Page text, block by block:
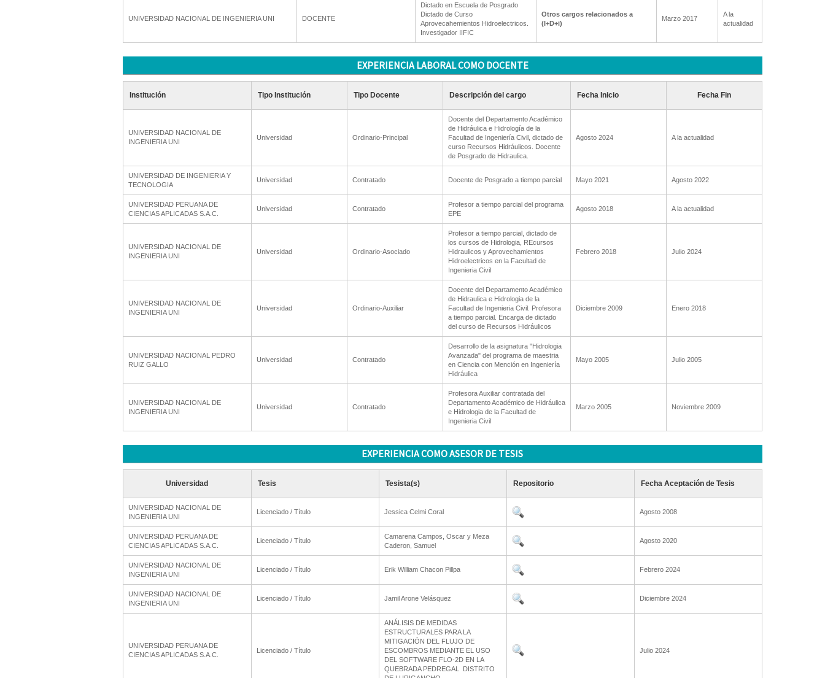
UNIVERSIDAD NACIONAL DE INGENIERIA UNI DOCENTE
Dictado en Escuela de Posgrado
Dictado de Curso
Aprovecahemientos Hidroelectricos.
Investigador IIFIC
Otros cargos relacionados a
(I+D+i)
Marzo 2017
A la
actualidad
EXPERIENCIA LABORAL COMO DOCENTE
Institución Tipo Institución Tipo Docente Descripción del cargo Fecha Inicio Fecha Fin
UNIVERSIDAD NACIONAL DE
INGENIERIA UNI
Universidad Ordinario-Principal
Docente del Departamento Académico
de Hidráulica e Hidrología de la
Facultad de Ingeniería Civil, dictado de
curso Recursos Hidráulicos. Docente
de Posgrado de Hidraulica.
Agosto 2024 A la actualidad
UNIVERSIDAD DE INGENIERIA Y
TECNOLOGIA
Universidad Contratado Docente de Posgrado a tiempo parcial Mayo 2021 Agosto 2022
UNIVERSIDAD PERUANA DE
CIENCIAS APLICADAS S.A.C.
Universidad Contratado
Profesor a tiempo parcial del programa
EPE
Agosto 2018 A la actualidad
UNIVERSIDAD NACIONAL DE
INGENIERIA UNI
Universidad Ordinario-Asociado
Profesor a tiempo parcial, dictado de
los cursos de Hidrologia, REcursos
Hidraulicos y Aprovechamientos
Hidroelectricos en la Facultad de
Ingenieria Civil
Febrero 2018 Julio 2024
UNIVERSIDAD NACIONAL DE
INGENIERIA UNI
Universidad Ordinario-Auxiliar
Docente del Departamento Académico
de Hidraulica e Hidrologia de la
Facultad de Ingenieria Civil. Profesora
a tiempo parcial. Encarga de dictado
del curso de Recursos Hidráulicos
Diciembre 2009 Enero 2018
UNIVERSIDAD NACIONAL PEDRO
RUIZ GALLO
Universidad Contratado
Desarrollo de la asignatura "Hidrologia
Avanzada" del programa de maestria
en Ciencia con Mención en Ingeniería
Hidráulica
Mayo 2005 Julio 2005
UNIVERSIDAD NACIONAL DE
INGENIERIA UNI
Universidad Contratado
Profesora Auxiliar contratada del
Departamento Académico de Hidráulica
e Hidrologia de la Facultad de
Ingenieria Civil
Marzo 2005 Noviembre 2009
EXPERIENCIA COMO ASESOR DE TESIS
Universidad Tesis Tesista(s) Repositorio Fecha Aceptación de Tesis
UNIVERSIDAD NACIONAL DE
INGENIERIA UNI
Licenciado / Título Jessica Celmi Coral Agosto 2008
UNIVERSIDAD PERUANA DE
CIENCIAS APLICADAS S.A.C.
Licenciado / Título
Camarena Campos, Oscar y Meza
Caderon, Samuel
Agosto 2020
UNIVERSIDAD NACIONAL DE
INGENIERIA UNI
Licenciado / Título Erik William Chacon Pillpa Febrero 2024
UNIVERSIDAD NACIONAL DE
INGENIERIA UNI
Licenciado / Título Jamil Arone Velásquez Diciembre 2024
UNIVERSIDAD PERUANA DE
CIENCIAS APLICADAS S.A.C.
Licenciado / Título
ANÁLISIS DE MEDIDAS
ESTRUCTURALES PARA LA
MITIGACIÓN DEL FLUJO DE
ESCOMBROS MEDIANTE EL USO
DEL SOFTWARE FLO-2D EN LA
QUEBRADA PEDREGAL  DISTRITO
Julio 2024